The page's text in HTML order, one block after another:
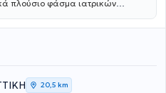
πλούσιο φάσμα ιατρικών
κυστεοσκόπησης, τη
για κάθε ανάγκη.
20,5 km